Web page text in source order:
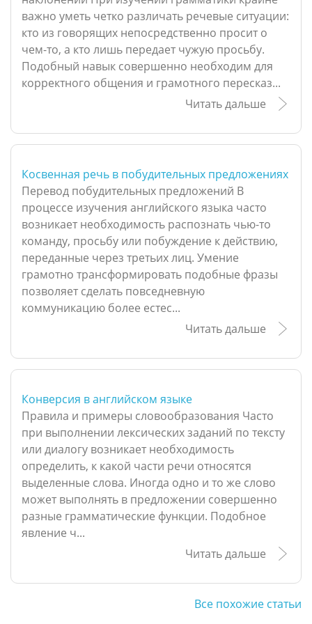
важно уметь четко различать речевые ситуации:
кто из говорящих непосредственно просит о
чем-то, а кто лишь передает чужую просьбу.
Подобный навык совершенно необходим для
корректного общения и грамотного пересказ...
Читать дальше
Косвенная речь в побудительных предложениях
Перевод побудительных предложений В
процессе изучения английского языка часто
возникает необходимость распознать чью-то
команду, просьбу или побуждение к действию,
переданные через третьих лиц. Умение
грамотно трансформировать подобные фразы
позволяет сделать повседневную
коммуникацию более естес...
Читать дальше
Конверсия в английском языке
Правила и примеры словообразования Часто
при выполнении лексических заданий по тексту
или диалогу возникает необходимость
определить, к какой части речи относятся
выделенные слова. Иногда одно и то же слово
может выполнять в предложении совершенно
разные грамматические функции. Подобное
явление ч...
Читать дальше
Все похожие статьи